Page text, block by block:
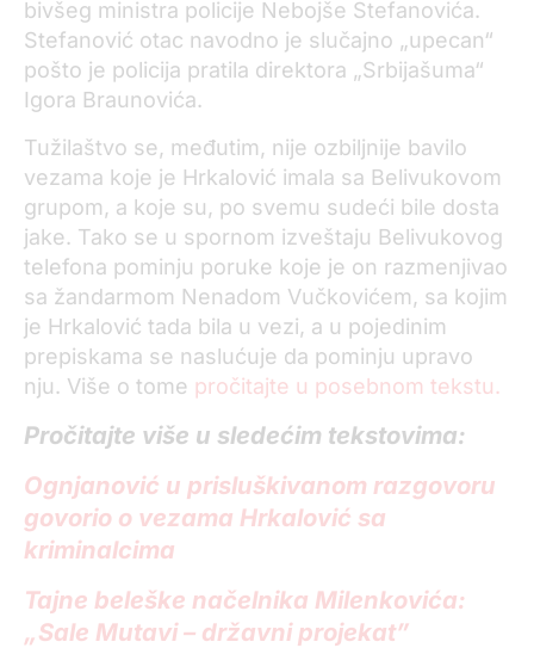
bivšeg ministra policije Nebojše Stefanovića.
Stefanović otac navodno je slučajno „upecan“
pošto je policija pratila direktora „Srbijašuma“
Igora Braunovića.
Tužilaštvo se, međutim, nije ozbiljnije bavilo
vezama koje je Hrkalović imala sa Belivukovom
grupom, a koje su, po svemu sudeći bile dosta
jake. Tako se u spornom izveštaju Belivukovog
telefona pominju poruke koje je on razmenjivao
sa žandarmom Nenadom Vučkovićem, sa kojim
je Hrkalović tada bila u vezi, a u pojedinim
prepiskama se naslućuje da pominju upravo
nju. Više o tome pročitajte u posebnom tekstu.
Pročitajte više u sledećim tekstovima:
Ognjanović u prisluškivanom razgovoru
govorio o vezama Hrkalović sa
kriminalcima
Tajne beleške načelnika Milenkovića:
„Sale Mutavi – državni projekat”